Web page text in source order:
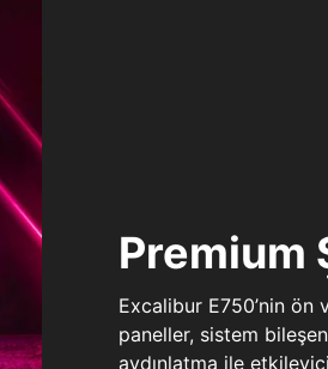
Premium
Excalibur E750’nin ön
paneller, sistem
aydınlatma ile